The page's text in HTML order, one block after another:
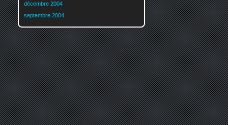
décembre 2004
septembre 2004